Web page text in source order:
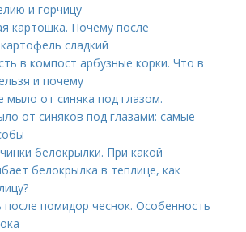
и горчицу
картошка. Почему после
сладкий
в компост арбузные корки. Что в
и почему
мыло от синяка под глазом.
от синяков под глазами: самые
белокрылки. При какой
белокрылка в теплице, как
помидор чеснок. Особенность